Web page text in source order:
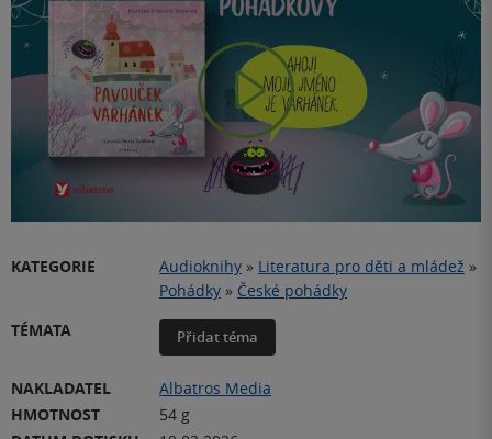
Play
Video
KATEGORIE Audioknihy » Literatura pro děti a mládež »
Pohádky » České pohádky
TÉMATA
Přidat téma
NAKLADATEL
Albatros Media
HMOTNOST
54 g